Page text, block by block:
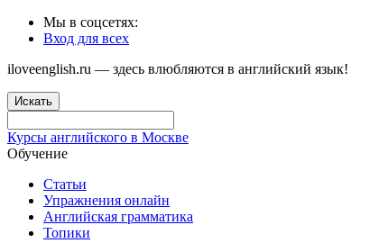
Мы в соцсетях:
Вход для всех
iloveenglish.ru — здесь влюбляются в английский язык!
Искать
Курсы английского в Москве
Обучение
Статьи
Упражнения онлайн
Английская грамматика
Топики